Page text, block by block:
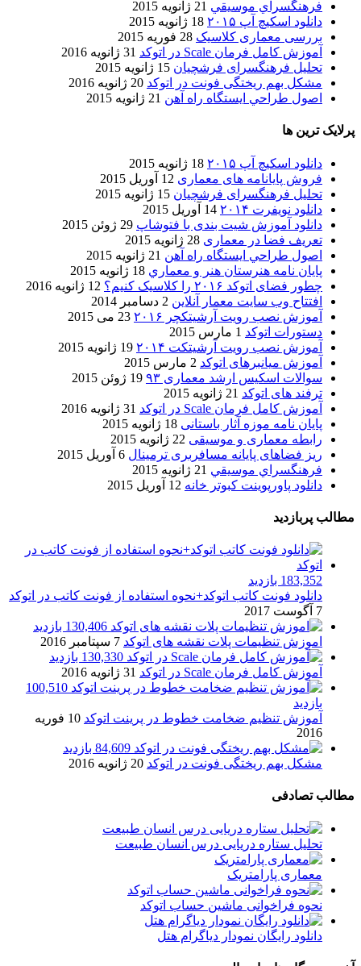
فرهنگسراي موسيقي 21 ژانویه 2015
دانلود اسکیچ آپ ۲۰۱۵
18 ژانویه 2015
بررسی معماری کلاسیک 28 فوریه 2015
آموزش کامل فرمان Scale در اتوکد
31 ژانویه 2016
تحلیل فرهنگسرای فرشچیان 15 ژانویه 2015
مشکل بهم ریختگی فونت در اتوکد 20 ژانویه 2016
اصول طراحي ایستگاه راه آهن 21 ژانویه 2015
پرلایک ترین ها
دانلود اسکیچ آپ ۲۰۱۵
18 ژانویه 2015
فروش پایانامه های معماری 12 آوریل 2015
تحلیل فرهنگسرای فرشچیان 15 ژانویه 2015
دانلود نویفرت ۲۰۱۴
14 آوریل 2015
دانلود آموزش شیت بندی با فتوشاپ 29 ژوئن 2015
تعریف فضا در معماری 28 ژانویه 2015
اصول طراحي ایستگاه راه آهن 21 ژانویه 2015
پایان نامه هنرستان هنر و معماري 18 ژانویه 2015
چطور فضای اتوکد ۲۰۱۶ را کلاسیک کنیم؟
12 ژانویه 2016
افتتاح وب سایت معمار آنلاین 2 دسامبر 2014
آموزش نصب رویت آرشیتکچر ۲۰۱۶
23 می 2015
دستورات اتوکد 1 مارس 2015
آموزش نصب رویت آرشیتکت ۲۰۱۴
19 ژانویه 2015
آموزش میانبرهای اتوکد 2 مارس 2015
سوالات اسکیس ارشد معماری ۹۳
19 ژوئن 2015
ترفند های اتوکد 21 ژانویه 2015
آموزش کامل فرمان Scale در اتوکد
31 ژانویه 2016
پایان نامه موزه آثار باستانی 18 ژانویه 2015
رابطه معماری و موسیقی 22 ژانویه 2015
ریز فضاهای پایانه مسافربری ترمینال 6 آوریل 2015
فرهنگسراي موسيقي 21 ژانویه 2015
دانلود پاورپوینت کبوتر خانه 12 آوریل 2015
مطالب پربازدید
183,352 بازدید
دانلود فونت کاتب اتوکد+نحوه استفاده از فونت کاتب در اتوکد
7 آگوست 2017
130,406 بازدید
اموزش تنظیمات پلات نقشه های اتوکد 7 سپتامبر 2016
130,330 بازدید
آموزش کامل فرمان Scale در اتوکد
31 ژانویه 2016
100,510
بازدید
آموزش تنظیم ضخامت خطوط در پرینت اتوکد
10 فوریه
2016
84,609 بازدید
مشکل بهم ریختگی فونت در اتوکد 20 ژانویه 2016
مطالب تصادفی
تحلیل ستاره دریایی درس انسان طبیعت
معماری پارامتریک
نحوه فراخوانی ماشین حساب اتوکد
دانلود رایگان نمودار دیاگرام هتل